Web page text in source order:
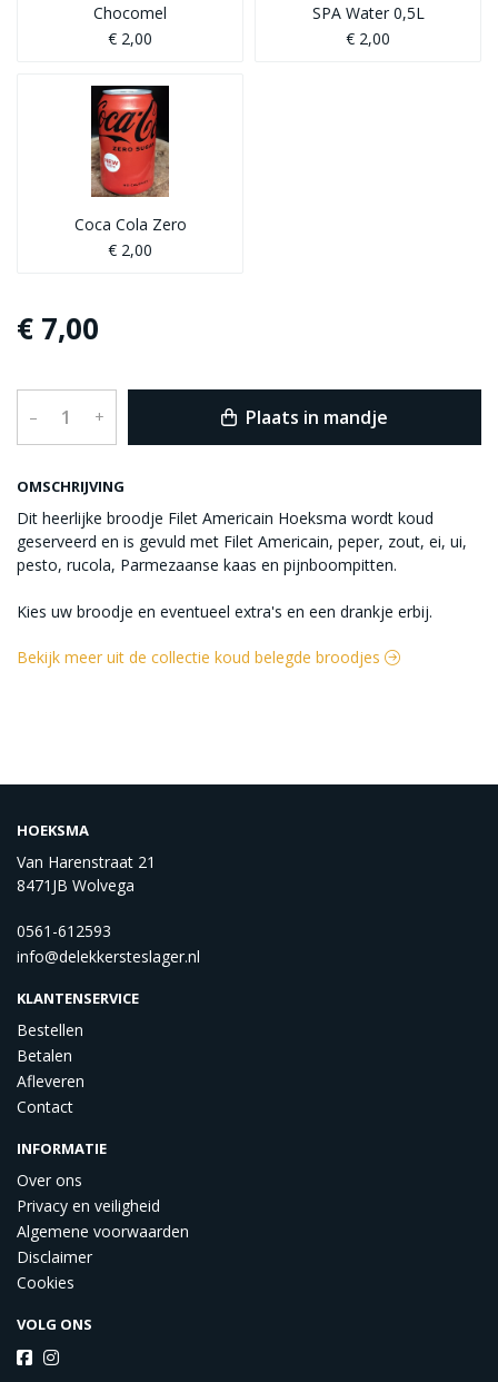
OMSCHRIJVING
Dit heerlijke broodje Filet Americain Hoeksma wordt koud
geserveerd en is gevuld met Filet Americain, peper, zout, ei, ui,
pesto, rucola, Parmezaanse kaas en pijnboompitten.
Kies uw broodje en eventueel extra's en een drankje erbij.
Chocomel
€ 2,00
SPA Water 0,5L
€ 2,00
Coca Cola Zero
€ 2,00
€ 7,00
– + Plaats in mandje
Bekijk meer uit de collectie koud belegde broodjes
HOEKSMA
Van Harenstraat 21
8471JB Wolvega
0561-612593
info@delekkersteslager.nl
KLANTENSERVICE
Bestellen
Betalen
Afleveren
Contact
INFORMATIE
Over ons
Privacy en veiligheid
Algemene voorwaarden
Disclaimer
Cookies
VOLG ONS